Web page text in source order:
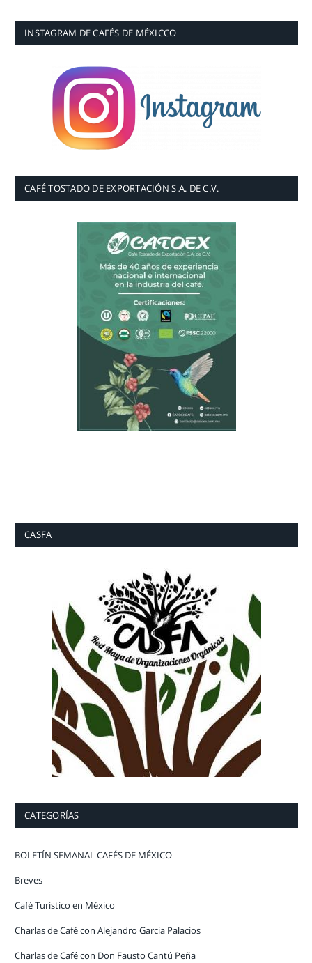
INSTAGRAM DE CAFÉS DE MÉXICCO
CAFÉ TOSTADO DE EXPORTACIÓN S.A. DE C.V.
CASFA
CATEGORÍAS
BOLETÍN SEMANAL CAFÉS DE MÉXICO
Breves
Café Turistico en México
Charlas de Café con Alejandro Garcia Palacios
Charlas de Café con Don Fausto Cantú Peña